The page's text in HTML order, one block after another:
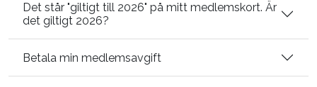
Det står "giltigt till 2026" på mitt medlemskort. Är
det giltigt 2026?
Betala min medlemsavgift